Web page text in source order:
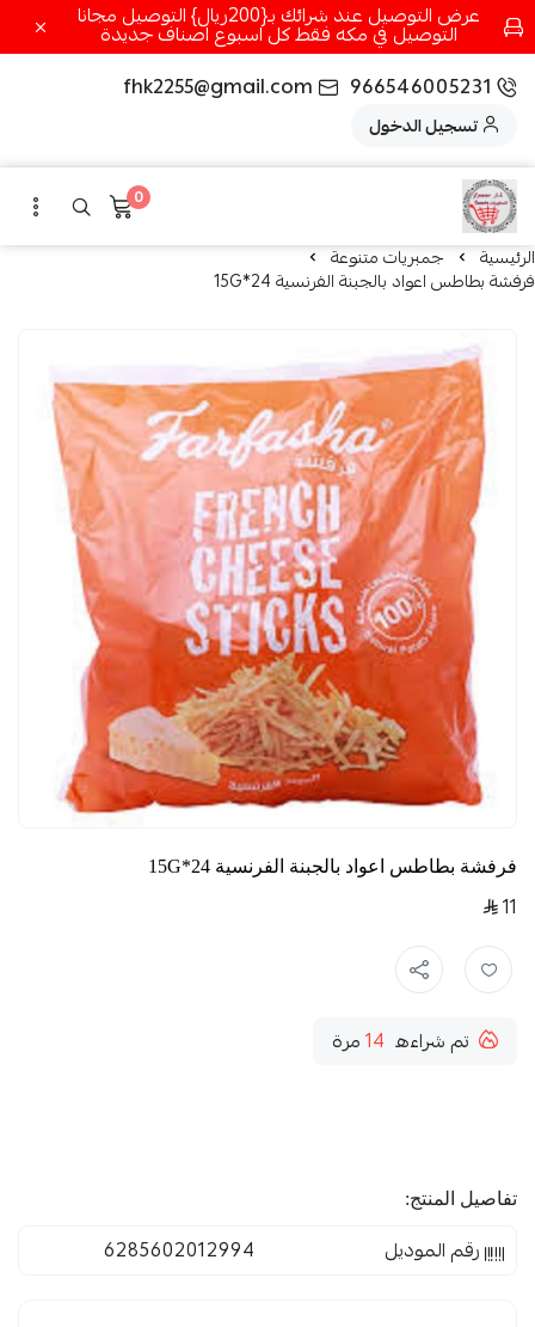
عرض التوصيل عند شرائك بـ{200ريال} التوصيل مجانا
التوصيل في مكه فقط كل اسبوع اصناف جديدة
966546005231
fhk2255@gmail.com
تسجيل الدخول
0
الرئيسية جمبريات متنوعة
فرفشة بطاطس اعواد بالجبنة الفرنسية 24*15G
فرفشة بطاطس اعواد بالجبنة الفرنسية 24*15G
11
تم شراءه 14مرة
تفاصيل المنتج:
رقم الموديل 6285602012994